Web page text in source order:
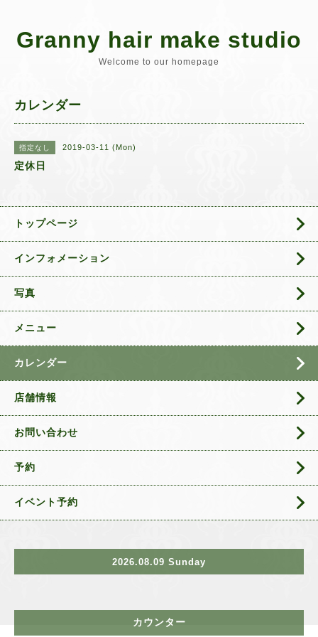
Granny hair make studio
Welcome to our homepage
カレンダー
指定なし 2019-03-11 (Mon)
定休日
トップページ
インフォメーション
写真
メニュー
カレンダー
店舗情報
お問い合わせ
予約
イベント予約
2026.08.09 Sunday
カウンター